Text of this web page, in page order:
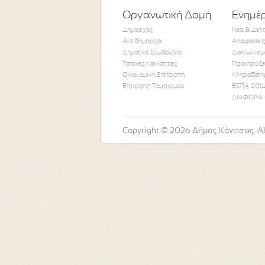
Οργανωτική Δομή
Δήμαρχος
Αντιδήμαρχοι
Δημοτικό Συμβούλιο
Τοπικές Κοινότητες
Οικονομική Επιτροπή
Επιτροπή Τουρισμού
Νέα &
ΕΣΠΑ
ΔΙΑΦΟΡΑ
Copyright © 2026 Δήμος Κόνιτσας.